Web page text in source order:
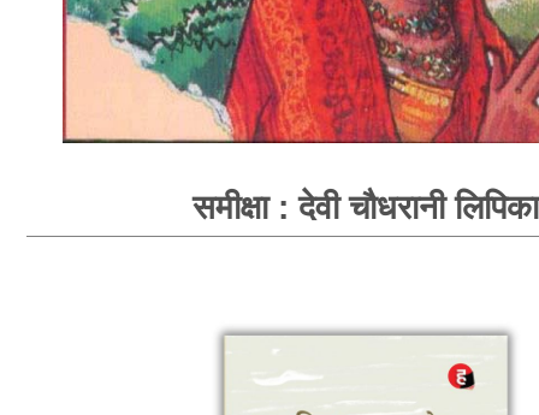
समीक्षा : देवी चौधरानी लिपिका